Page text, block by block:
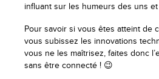
influant sur les humeurs des uns
Pour savoir si vous êtes atteint de
vous subissez les innovations
vous ne les maîtrisez, faites donc
sans être connecté ! 😉